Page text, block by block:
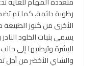
رطوبة دائمة. كما تم
الأخرى من كنوز الطبيعة
يسمى بنبات الخلود
البشرة وترطيبها إلى
والشاي الأخضر من أجل